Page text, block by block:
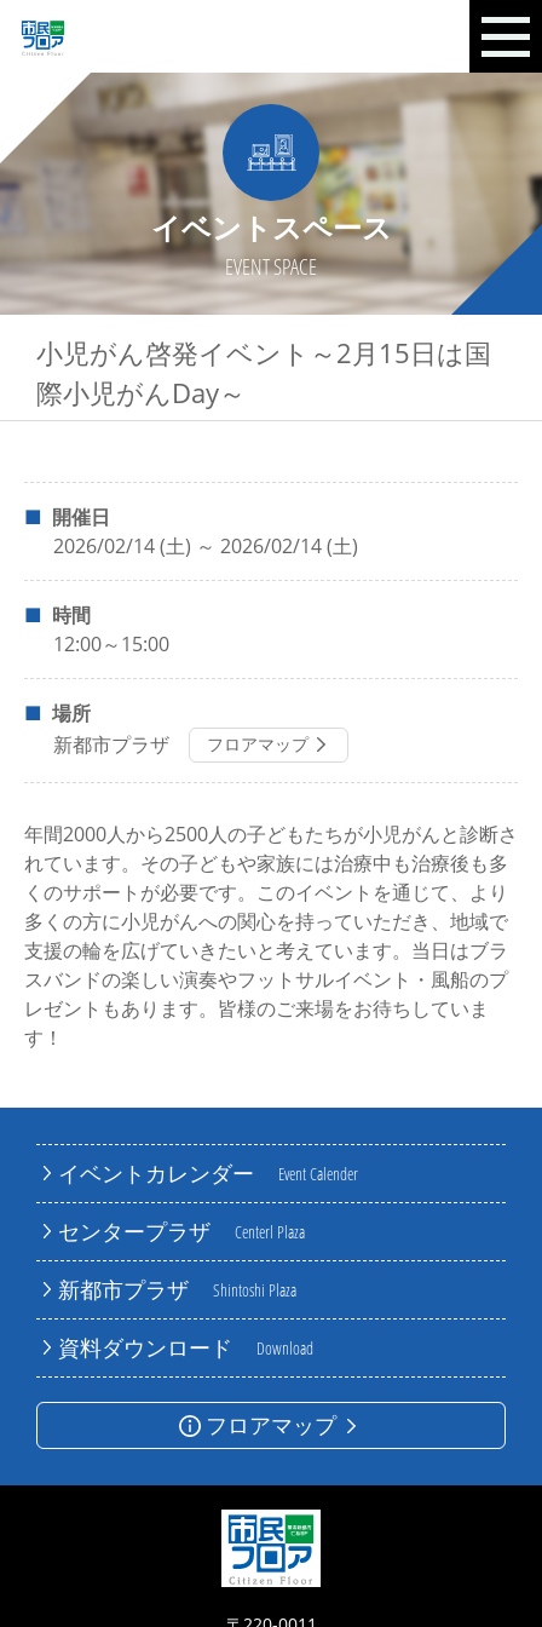
イベントスペース
EVENT SPACE
イベントカレンダー Event Calender
センタープラザ Centerl Plaza
新都市プラザ Shintoshi Plaza
資料ダウンロード Download
フロアマップ
小児がん啓発イベント～2月15日は国
際小児がんDay～
開催日
2026/02/14 (土) ～ 2026/02/14 (土)
時間
12:00～15:00
場所
新都市プラザ フロアマップ
年間2000人から2500人の子どもたちが小児がんと診断さ
れています。その子どもや家族には治療中も治療後も多
くのサポートが必要です。このイベントを通じて、より
多くの方に小児がんへの関心を持っていただき、地域で
支援の輪を広げていきたいと考えています。当日はブラ
スバンドの楽しい演奏やフットサルイベント・風船のプ
レゼントもあります。皆様のご来場をお待ちしていま
す！